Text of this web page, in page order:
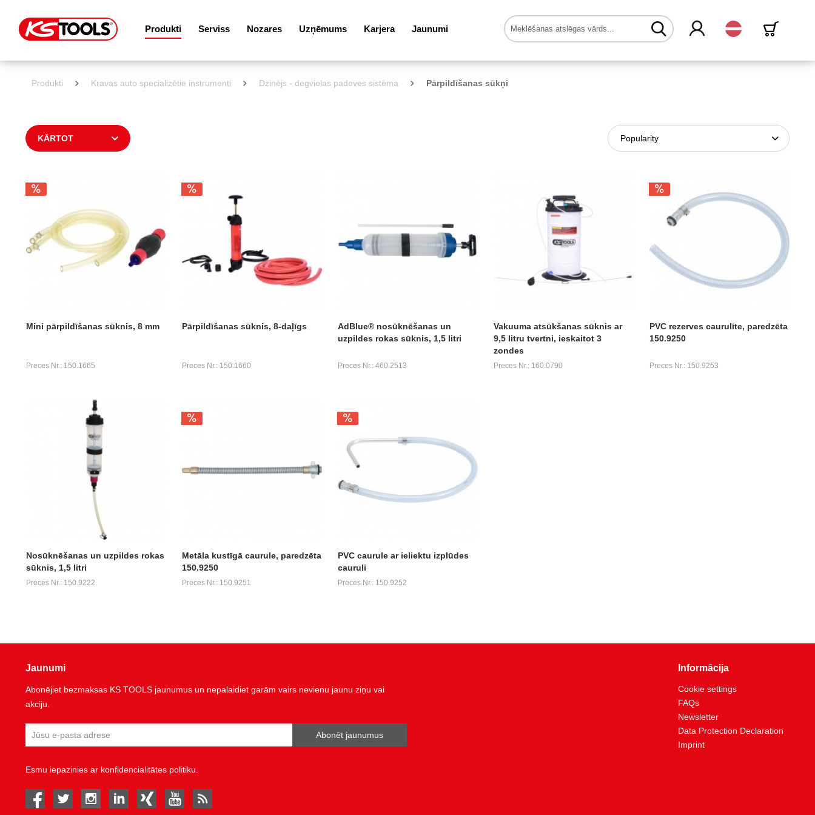
Produkti Serviss Nozares Uzņēmums Karjera Jaunumi Latvijas
Produkti Kravas auto specializētie instrumenti Dzinējs - degvielas padeves sistēma Pārpildīšanas sūkņi
KĀRTOT
Mini pārpildīšanas sūknis, 8 mm
Preces Nr.: 150.1665
Pārpildīšanas sūknis, 8-daļīgs
Preces Nr.: 150.1660
AdBlue® nosūknēšanas un
uzpildes rokas sūknis, 1,5 litri
Preces Nr.: 460.2513
Vakuuma atsūkšanas sūknis ar
9,5 litru tvertni, ieskaitot 3
zondes
Preces Nr.: 160.0790
PVC rezerves caurulīte, paredzēta
150.9250
Preces Nr.: 150.9253
Nosūknēšanas un uzpildes rokas
sūknis, 1,5 litri
Preces Nr.: 150.9222
Metāla kustīgā caurule, paredzēta
150.9250
Preces Nr.: 150.9251
PVC caurule ar ieliektu izplūdes
cauruli
Preces Nr.: 150.9252
Jaunumi
Abonējiet bezmaksas KS TOOLS jaunumus un nepalaidiet garām vairs nevienu jaunu ziņu vai
akciju.
Abonēt jaunumus
Esmu iepazinies ar konfidencialitātes politiku
facebook twitter instagramlinked in Xing youtube
Informācija
Cookie settings
FAQs
Newsletter
Data Protection Declaration
Imprint